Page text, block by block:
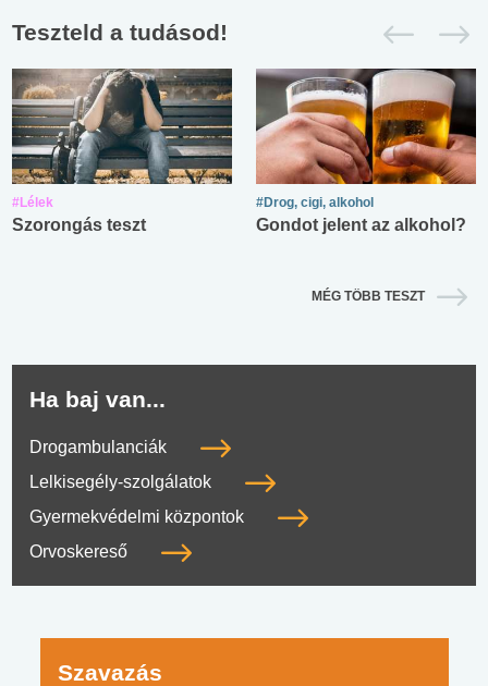
Teszteld a tudásod!
#Lélek
Szorongás teszt
#Drog, cigi, alkohol
Gondot jelent az alkohol?
MÉG TÖBB TESZT
Ha baj van...
Drogambulanciák
Lelkisegély-szolgálatok
Gyermekvédelmi központok
Orvoskereső
Szavazás